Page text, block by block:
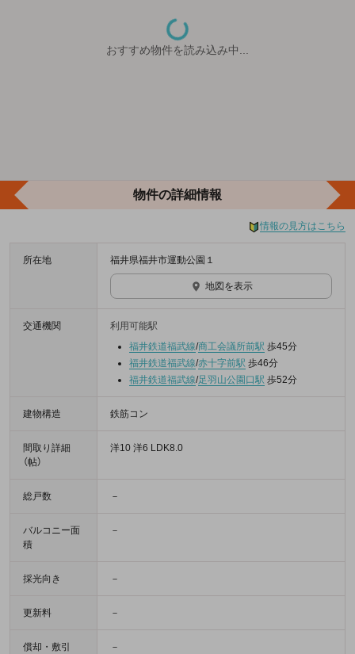
おすすめ物件を読み込み中...
物件の詳細情報
情報の見方はこちら
所在地 福井県福井市運動公園１
地図を表示
交通機関
利用可能駅
福井鉄道福武線/商工会議所前駅 歩45分
福井鉄道福武線/赤十字前駅 歩46分
福井鉄道福武線/足羽山公園口駅 歩52分
建物構造 鉄筋コン
間取り詳細
（帖）
洋10 洋6 LDK8.0
総戸数 －
バルコニー面
積
－
採光向き －
更新料 －
償却・敷引 －